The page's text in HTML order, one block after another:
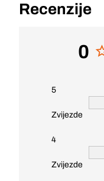
Recenzije
0
5
Zvijezde
4
Zvijezde